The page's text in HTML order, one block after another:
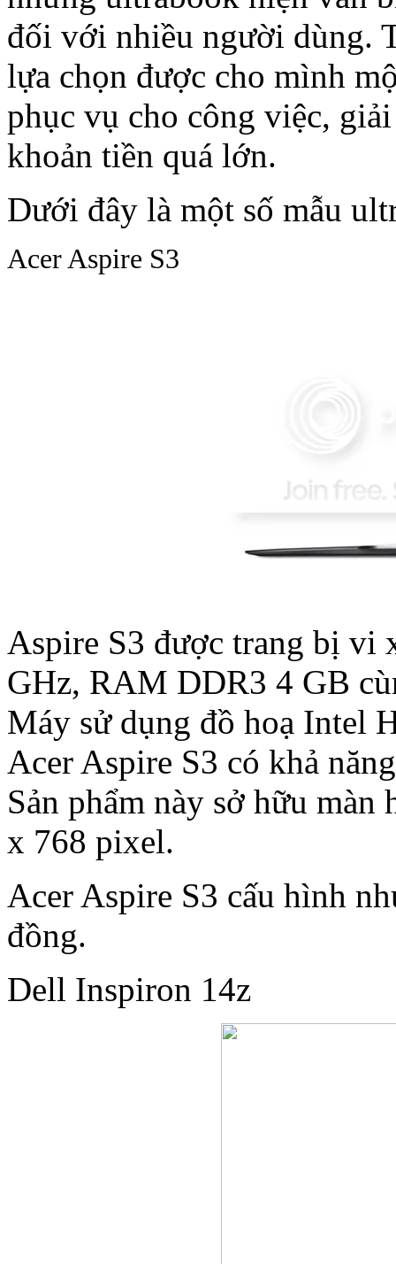
đối với nhiều người dùng.
lựa chọn được cho mình
phục vụ cho công việc,
khoản tiền quá lớn.
Dưới đây là một số mẫu
Acer Aspire S3
Aspire S3 được trang bị vi
GHz, RAM DDR3 4 GB
Máy sử dụng đồ hoạ Intel
Acer Aspire S3 có khả
Sản phẩm này sở hữu
x 768 pixel.
Acer Aspire S3 cấu hình
đồng.
Dell Inspiron 14z